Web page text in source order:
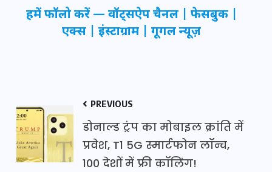
हमें फॉलो करें — वॉट्सऐप चैनल फेसबुक
एक्स
इंस्टाग्राम गूगल न्यूज़
PREVIOUS
डोनाल्ड ट्रंप का मोबाइल क्रांति में
प्रवेश, T1 5G स्मार्टफोन लॉन्च,
100 देशों में फ्री कॉलिंग!